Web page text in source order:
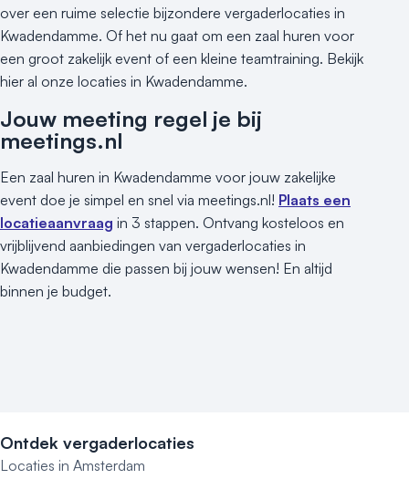
over een ruime selectie bijzondere vergaderlocaties in
Kwadendamme. Of het nu gaat om een zaal huren voor
een groot zakelijk event of een kleine teamtraining. Bekijk
hier al onze locaties in Kwadendamme.
Jouw meeting regel je bij
meetings.nl
Een zaal huren in Kwadendamme voor jouw zakelijke
event doe je simpel en snel via meetings.nl! Plaats een
locatieaanvraag in 3 stappen. Ontvang kosteloos en
vrijblijvend aanbiedingen van vergaderlocaties in
Kwadendamme die passen bij jouw wensen! En altijd
binnen je budget.
Ontdek vergaderlocaties
Locaties in Amsterdam